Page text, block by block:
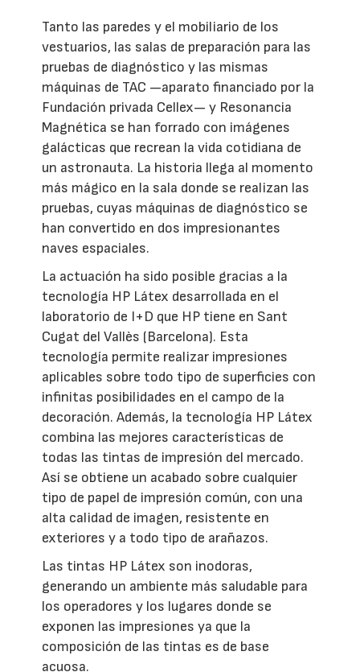
Tanto las paredes y el mobiliario de los
vestuarios, las salas de preparación para las
pruebas de diagnóstico y las mismas
máquinas de TAC —aparato financiado por la
Fundación privada Cellex— y Resonancia
Magnética se han forrado con imágenes
galácticas que recrean la vida cotidiana de
un astronauta. La historia llega al momento
más mágico en la sala donde se realizan las
pruebas, cuyas máquinas de diagnóstico se
han convertido en dos impresionantes
naves espaciales.
La actuación ha sido posible gracias a la
tecnología HP Látex desarrollada en el
laboratorio de I+D que HP tiene en Sant
Cugat del Vallès (Barcelona). Esta
tecnología permite realizar impresiones
aplicables sobre todo tipo de superficies con
infinitas posibilidades en el campo de la
decoración. Además, la tecnología HP Látex
combina las mejores características de
todas las tintas de impresión del mercado.
Así se obtiene un acabado sobre cualquier
tipo de papel de impresión común, con una
alta calidad de imagen, resistente en
exteriores y a todo tipo de arañazos.
Las tintas HP Látex son inodoras,
generando un ambiente más saludable para
los operadores y los lugares donde se
exponen las impresiones ya que la
composición de las tintas es de base
acuosa.